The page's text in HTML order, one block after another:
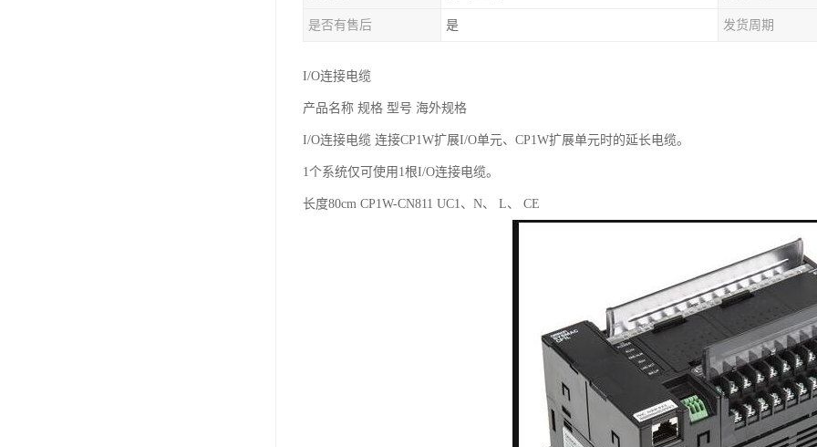
是否有售后 是 发货周期
I/O连接电缆
产品名称 规格 型号 海外规格
I/O连接电缆 连接CP1W扩展I/O单元、CP1W扩展单元时的延长电缆。
1个系统仅可使用1根I/O连接电缆。
长度80cm CP1W-CN811 UC1、N、 L、 CE